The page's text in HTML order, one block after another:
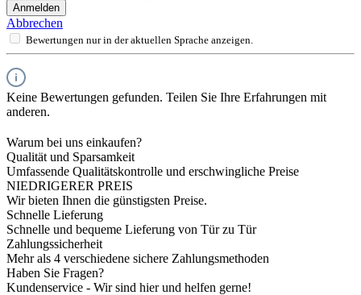
Anmelden
Abbrechen
Bewertungen nur in der aktuellen Sprache anzeigen.
Keine Bewertungen gefunden. Teilen Sie Ihre Erfahrungen mit
anderen.
Warum bei uns einkaufen?
Qualität und Sparsamkeit
Umfassende Qualitätskontrolle und erschwingliche Preise
NIEDRIGERER PREIS
Wir bieten Ihnen die günstigsten Preise.
Schnelle Lieferung
Schnelle und bequeme Lieferung von Tür zu Tür
Zahlungssicherheit
Mehr als 4 verschiedene sichere Zahlungsmethoden
Haben Sie Fragen?
Kundenservice - Wir sind hier und helfen gerne!